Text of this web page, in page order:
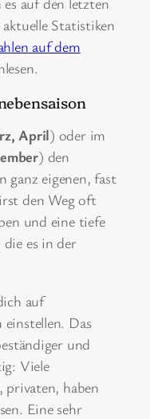
Statistiken
auf dem
April) oder im
) den
ganz eigenen, fast
den Weg oft
und eine tiefe
es in der
auf
einstellen. Das
und
Viele
privaten, haben
Eine sehr